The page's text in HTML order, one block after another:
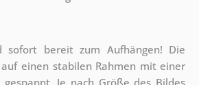
sofort bereit zum Aufhängen! Die
einen stabilen Rahmen mit einer